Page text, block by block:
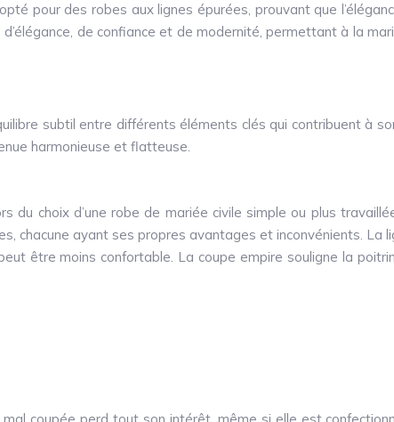
pour des robes aux lignes épurées, prouvant que
de confiance et de modernité, permettant à la
subtil entre différents éléments clés qui contribuent à
harmonieuse et flatteuse.
choix d’une robe de mariée civile simple ou plus
chacune ayant ses propres avantages et inconvénients. La
être moins confortable. La coupe empire souligne la